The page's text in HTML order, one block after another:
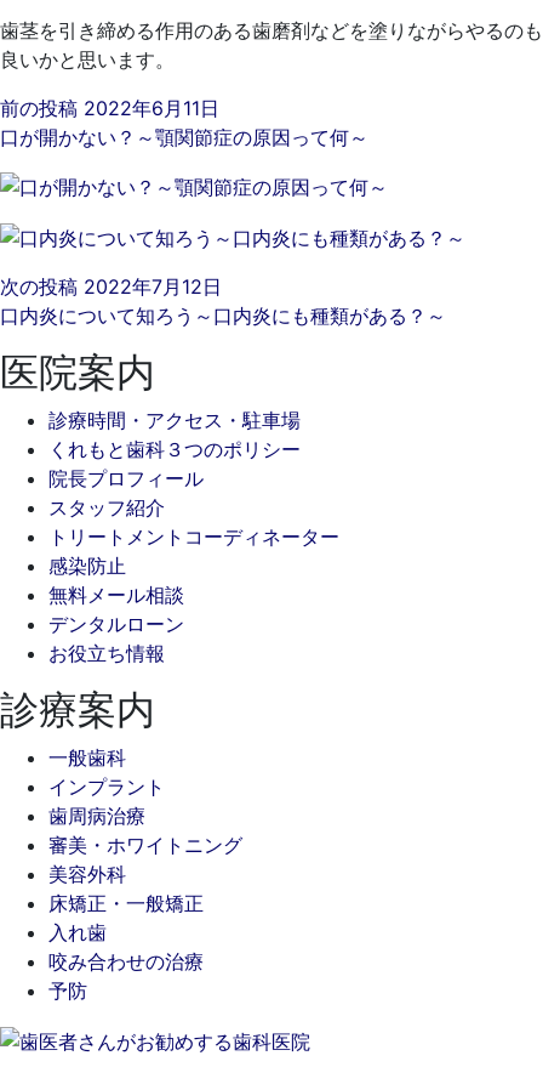
歯茎を引き締める作用のある歯磨剤などを塗りながらやるのも
良いかと思います。
前の投稿 2022年6月11日
口が開かない？～顎関節症の原因って何～
次の投稿 2022年7月12日
口内炎について知ろう～口内炎にも種類がある？～
医院案内
診療時間・アクセス・駐車場
くれもと歯科３つのポリシー
院長プロフィール
スタッフ紹介
トリートメントコーディネーター
感染防止
無料メール相談
デンタルローン
お役立ち情報
診療案内
一般歯科
インプラント
歯周病治療
審美・ホワイトニング
美容外科
床矯正・一般矯正
入れ歯
咬み合わせの治療
予防